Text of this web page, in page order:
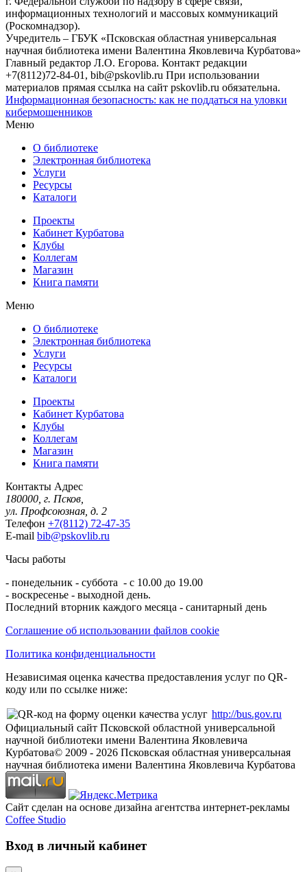
информационных технологий и массовых коммуникаций
(Роскомнадзор).
Учредитель – ГБУК «Псковская областная универсальная
научная библиотека имени Валентина Яковлевича Курбатова»
Главный редактор Л.О. Егорова. Контакт редакции
+7(8112)72-84-01, bib@pskovlib.ru При использовании
материалов прямая ссылка на сайт pskovlib.ru обязательна.
Информационная безопасность: как не поддаться на уловки
кибермошенников
Меню
О библиотеке
Электронная библиотека
Услуги
Ресурсы
Каталоги
Проекты
Кабинет Курбатова
Клубы
Коллегам
Магазин
Книга памяти
Меню
О библиотеке
Электронная библиотека
Услуги
Ресурсы
Каталоги
Проекты
Кабинет Курбатова
Клубы
Коллегам
Магазин
Книга памяти
Контакты Адрес
180000, г. Псков,
ул. Профсоюзная, д. 2
Телефон +7(8112) 72-47-35
E-mail bib@pskovlib.ru
Часы работы
- понедельник - суббота - с 10.00 до 19.00
- воскресенье - выходной день.
Последний вторник каждого месяца - санитарный день
Соглашение об использовании файлов cookie
Политика конфиденциальности
Независимая оценка качества предоставления услуг по QR-
коду или по ссылке ниже:
http://bus.gov.ru
Официальный сайт Псковской областной универсальной
научной библиотеки имени Валентина Яковлевича
Курбатова© 2009 - 2026 Псковская областная универсальная
научная библиотека имени Валентина Яковлевича Курбатова
Сайт сделан на основе дизайна агентства интернет-рекламы
Coffee Studio
Вход в личный кабинет